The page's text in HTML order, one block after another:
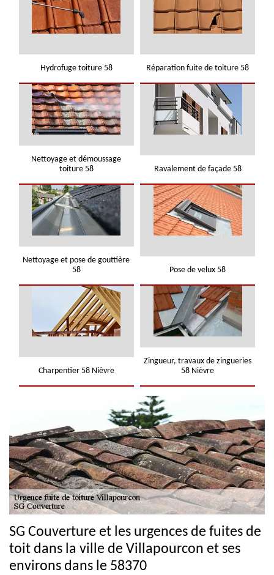
Hydrofuge toiture 58 Réparation fuite de toiture 58
Nettoyage et démoussage
toiture 58
Ravalement de façade 58
Nettoyage et pose de gouttière
58
Pose de velux 58
Charpentier 58 Nièvre
Zingueur, travaux de zingueries
58 Nièvre
SG Couverture et les urgences de fuites de
toit dans la ville de Villapourcon et ses
environs dans le 58370